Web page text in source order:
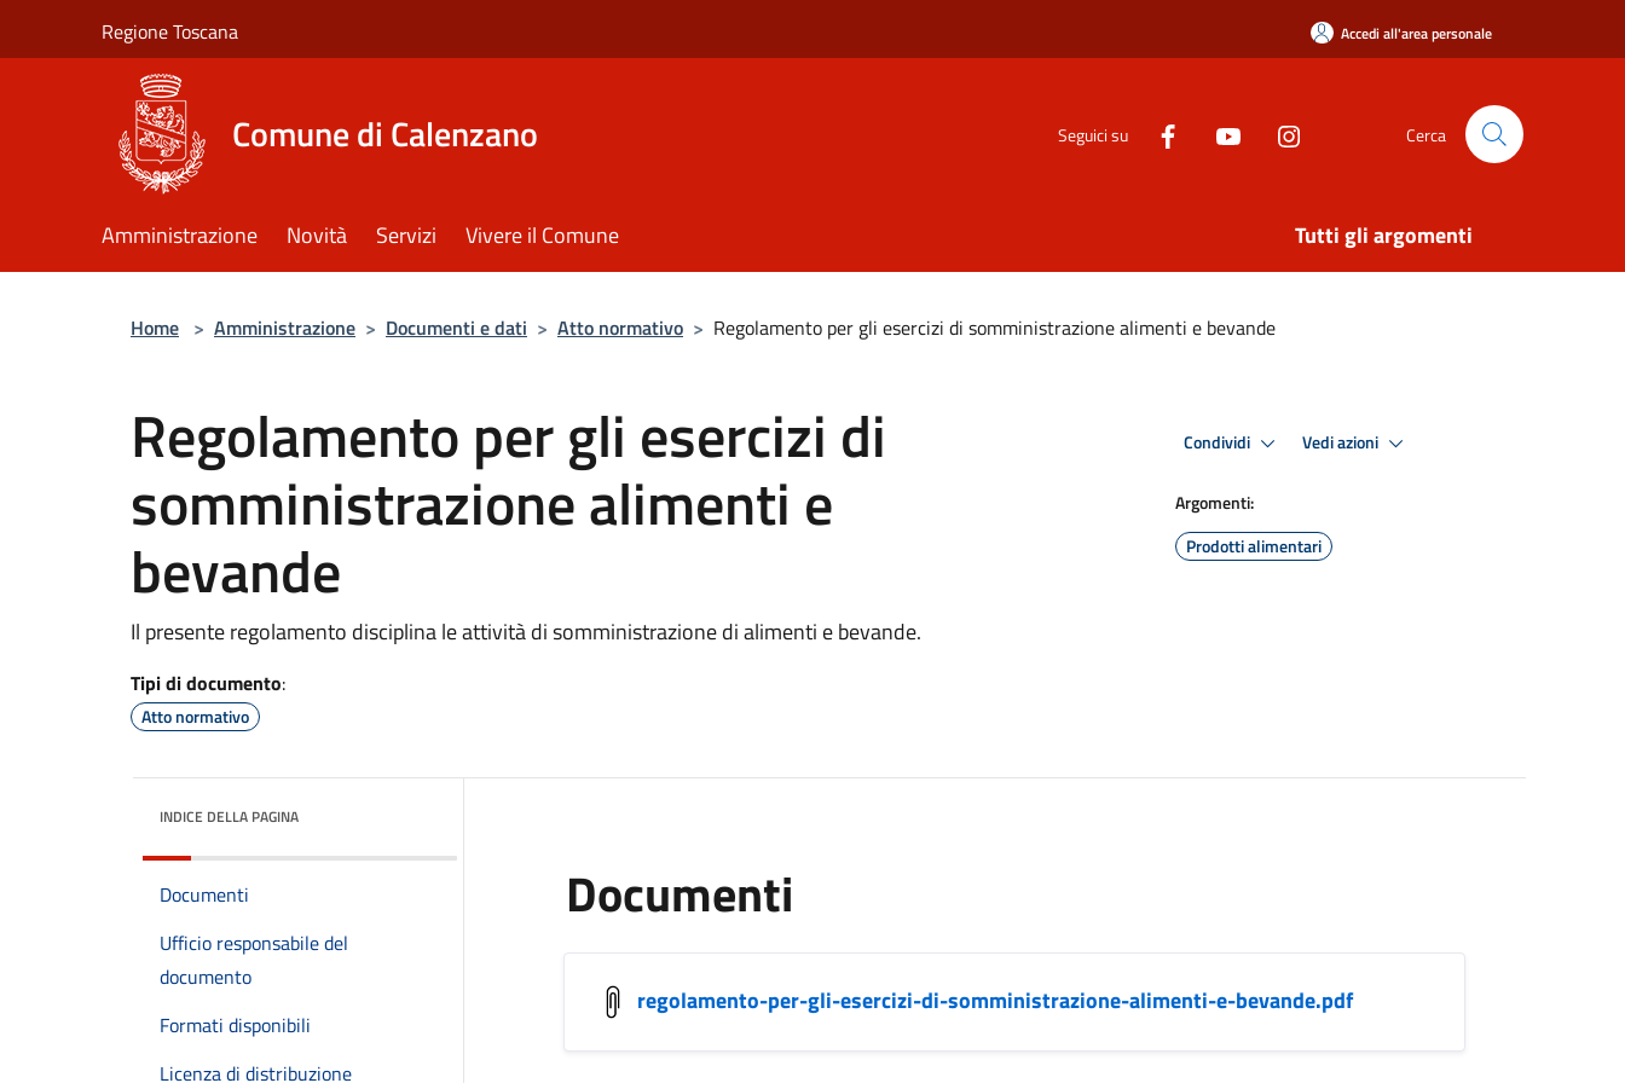
Regione Toscana Accedi all'area personale
Comune di Calenzano Seguici su Cerca
Amministrazione Novità Servizi Vivere il Comune Tutti gli argomenti
Home > Amministrazione > Documenti e dati > Atto normativo > Regolamento per gli esercizi di somministrazione alimenti e bevande
Regolamento per gli esercizi di
somministrazione alimenti e
bevande
Il presente regolamento disciplina le attività di somministrazione di alimenti e bevande.
Tipi di documento:
Atto normativo
Condividi Vedi azioni
Argomenti:
Prodotti alimentari
INDICE DELLA PAGINA
Documenti
Ufficio responsabile del
documento
Formati disponibili
Licenza di distribuzione
Documenti
regolamento-per-gli-esercizi-di-somministrazione-alimenti-e-bevande.pdf